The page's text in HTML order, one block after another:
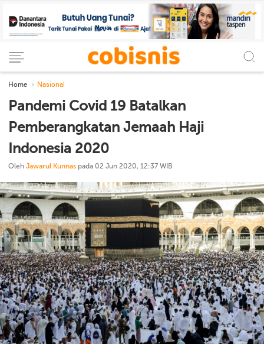
Home Nasional
Pandemi Covid 19 Batalkan
Pemberangkatan Jemaah Haji
Indonesia 2020
Oleh Jawarul Kunnas pada 02 Jun 2020, 12:37 WIB